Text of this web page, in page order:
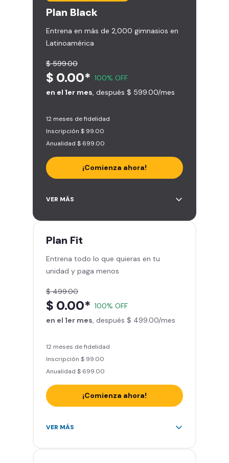
Plan Black
Entrena en más de 2,000 gimnasios en
Latinoamérica
$ 599.00
$ 0.00* 100% OFF
en el 1er mes , después $ 599.00/mes
12 meses de fidelidad
Inscripción $ 99.00
Anualidad $ 699.00
¡Comienza ahora!
Acceso ilimitado a + 2.000
Entrena hasta con 5 amigos al
Sillones de masaje
Smart Fit App - Tu plan de
entrenamiento personalizado
Smart Fit GO (entrenamientos en
línea) en la app
Acceso a todas las áreas de peso
VER MÁS
Plan Fit
Entrena todo lo que quieras en tu
unidad y paga menos
$ 499.00
$ 0.00* 100% OFF
en el 1er mes , después $ 499.00/mes
12 meses de fidelidad
Inscripción $ 99.00
Anualidad $ 699.00
¡Comienza ahora!
Acceso ilimitado a + 2.000
VER MÁS